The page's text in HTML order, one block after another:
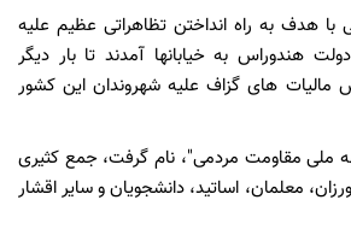
با هدف به راه انداختن تظاهراتی عظیم علیه
هندوراس به خیابانها آمدند تا بار دیگر
مالیات های گزاف علیه شهروندان این کشور
ملی مقاومت مردمی"، نام گرفت، جمع کثیری
معلمان، اساتید، دانشجویان و سایر اقشار